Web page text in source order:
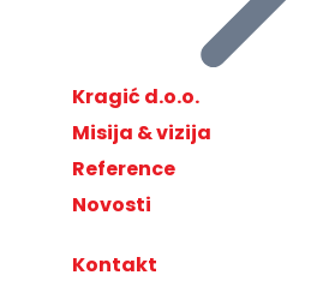
Kragić d.o.o.
Misija & vizija
Reference
Novosti
Kontakt